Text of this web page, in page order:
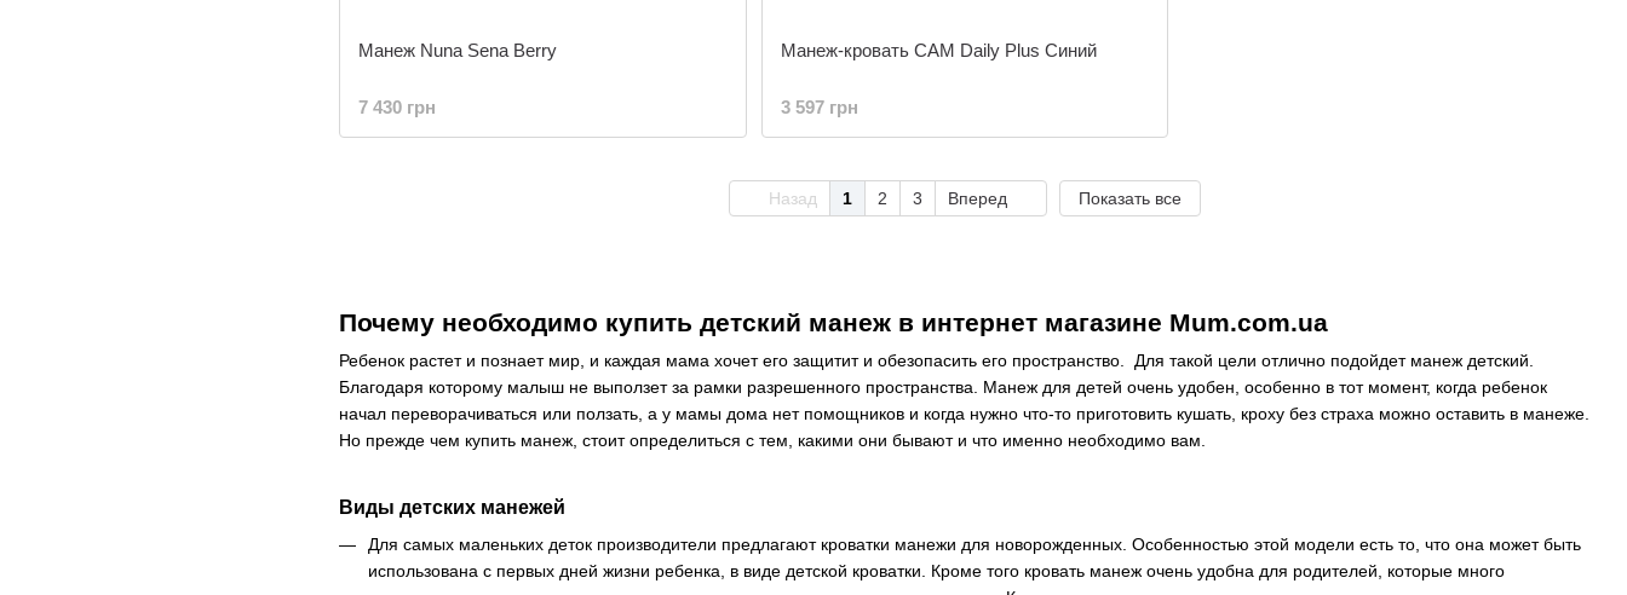
Почему необходимо купить детский манеж в интернет магазине Mum.com.ua
Ребенок растет и познает мир, и каждая мама хочет его защитит и обезопасить его пространство. Для такой цели отлично подойдет манеж детский.
Благодаря которому малыш не выползет за рамки разрешенного пространства. Манеж для детей очень удобен, особенно в тот момент, когда ребенок
начал переворачиваться или ползать, а у мамы дома нет помощников и когда нужно что-то приготовить кушать, кроху без страха можно оставить в манеже.
Но прежде чем купить манеж, стоит определиться с тем, какими они бывают и что именно необходимо вам.
Виды детских манежей
Для самых маленьких деток производители предлагают кроватки манежи для новорожденных. Особенностью этой модели есть то, что она может быть
использована с первых дней жизни ребенка, в виде детской кроватки. Кроме того кровать манеж очень удобна для родителей, которые много
Манеж Nuna Sena Berry
7 430 грн
Манеж-кровать CAM Daily Plus Синий
3 597 грн
Назад 1 2 3 Вперед Показать все